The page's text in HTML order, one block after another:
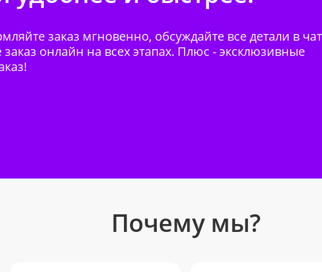
заказ мгновенно, обсуждайте все детали в
онлайн на всех этапах. Плюс - эксклюзивные
Почему мы?